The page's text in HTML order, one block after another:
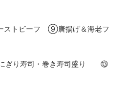
トビーフ ⑨唐揚げ＆海老フ
ぎり寿司・巻き寿司盛り ⑬